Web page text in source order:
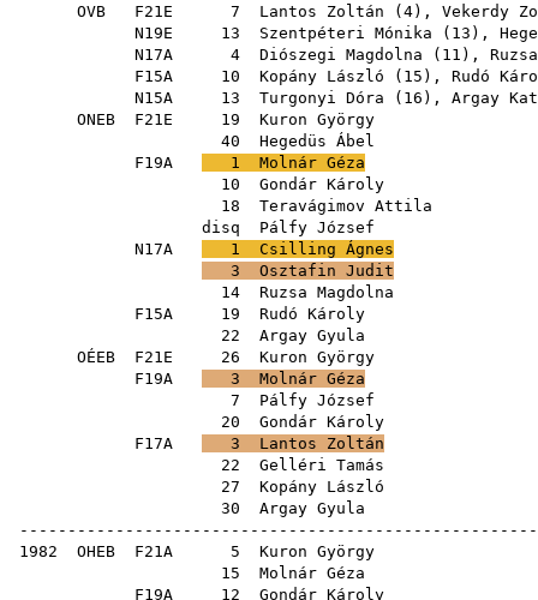
OVB F21E 7 Lantos Zoltán ( 4), Vekerdy
N19E 13 Szentpéteri Mónika ( 13 ),
N17A 4 Diószegi Magdolna ( 11 ),
F15A 10 Kopány László ( 15 ), Rudó
N15A 13 Turgonyi Dóra ( 16 ), Argay
ONEB F21E 19
Kuron György
40
Hegedüs Ábel
F19A
1
Molnár Géza
10
Gondár Károly
18
Teravágimov Attila
disq
Pálfy József
N17A
1
Csilling Ágnes
3
Osztafin Judit
14
Ruzsa Magdolna
F15A 19
Rudó Károly
22
Argay Gyula
OÉEB F21E 26
Kuron György
F19A
3
Molnár Géza
7
Pálfy József
20
Gondár Károly
F17A
3
Lantos Zoltán
22
Gelléri Tamás
27
Kopány László
30
Argay Gyula
1982 OHEB F21A 5
Kuron György
15
Molnár Géza
F19A 12 Gondár Károly